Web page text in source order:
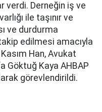
verdi. Derneğin iş ve
ile taşınır ve
ve durdurma
edilmesi amacıyla
Han, Avukat
Göktuğ Kaya AHBAP
görevlendirildi.